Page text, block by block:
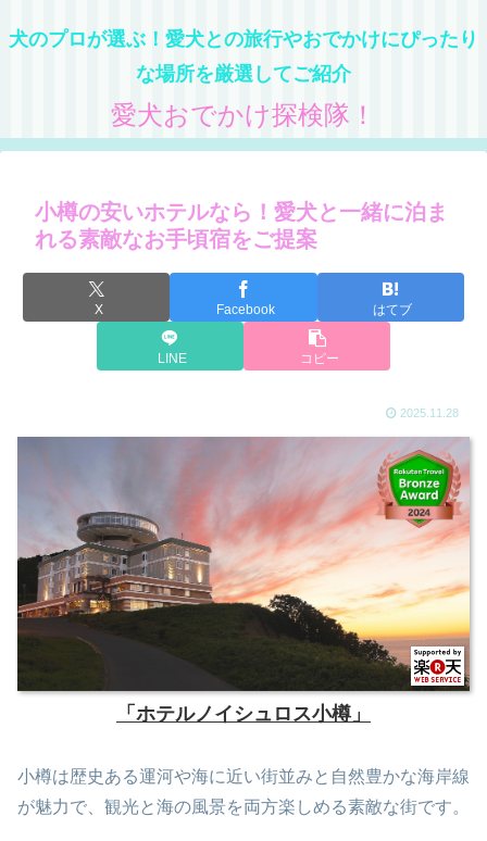
犬のプロが選ぶ！愛犬との旅行やおでかけにぴったり
な場所を厳選してご紹介
愛犬おでかけ探検隊！
小樽の安いホテルなら！愛犬と一緒に泊ま
れる素敵なお手頃宿をご提案
X Facebook はてブ
LINE コピー
2025.11.28
「ホテルノイシュロス小樽」
小樽は歴史ある運河や海に近い街並みと自然豊かな海岸線
が魅力で、観光と海の風景を両方楽しめる素敵な街です。